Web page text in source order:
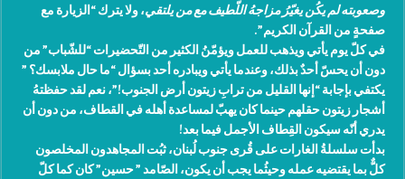
وصعوبته لم يكُن يغيّرُ مزاجهُ اللّطيف مع من يلتقي، ولا يترك “الزيارة مع
صفحةٍ من القرآن الكريم”.
في كلّ يوم يأتي ويذهب للعمل ويؤمّنُ الكثير من التّحضيرات “للشّباب” من
دون أن يحسّ أحدٌ بذلك، وعندما يأتي ويبادره أحد بسؤال “ما حال ملابسك؟ ”
يكتفي بإجابة “إنها القليل من ترابِ زيتون أرض الجنوب!”، نعم لقد حفظتهُ
أشجار زيتون حقلهم حينما كان يهبّ لمساعدة أهله في القطاف، من دون أن
يدري أنّه سيكون القِطاف الأجمل فيما بعد!
بدأت سلسلةُ الغارات على قُرى جنوب لُبنان، ثبُت المجاهدون المخلصون
كلٌّ بما يقتضيه عمله وحيثُما يجب أن يكون، الصّامد ” حسين” كان كما كلّ